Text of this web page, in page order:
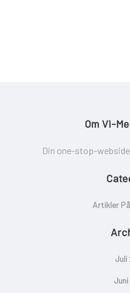
Om Vi-
Din one-stop-
Artikler
Juli